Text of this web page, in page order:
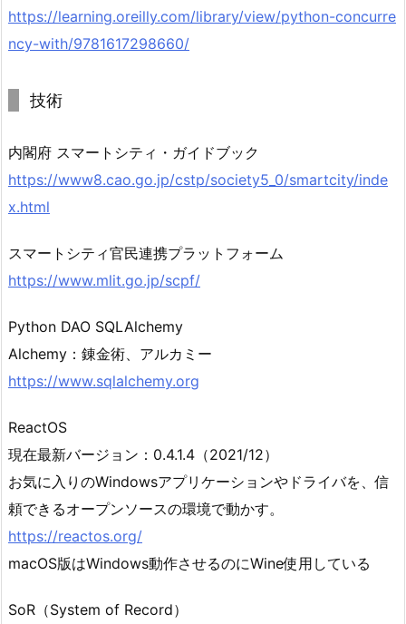
https://learning.oreilly.com/library/view/python-concurre
ncy-with/9781617298660/
技術
内閣府 スマートシティ・ガイドブック
https://www8.cao.go.jp/cstp/society5_0/smartcity/inde
x.html
スマートシティ官民連携プラットフォーム
https://www.mlit.go.jp/scpf/
Python DAO SQLAlchemy
Alchemy：錬金術、アルカミー
https://www.sqlalchemy.org
ReactOS
現在最新バージョン：0.4.1.4（2021/12）
お気に入りのWindowsアプリケーションやドライバを、信
頼できるオープンソースの環境で動かす。
https://reactos.org/
macOS版はWindows動作させるのにWine使用している
SoR（System of Record）